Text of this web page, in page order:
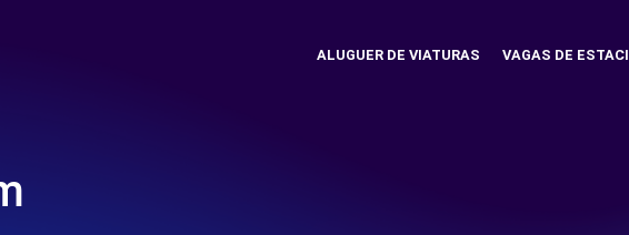
ALUGUER DE VIATURAS VAGAS DE